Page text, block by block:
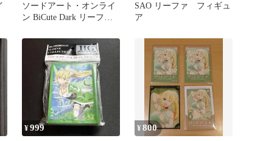
ソードアート・オンライ
ン BiCute Dark リーファ
SAO リーファ フィギュ
ア
¥999 ¥800